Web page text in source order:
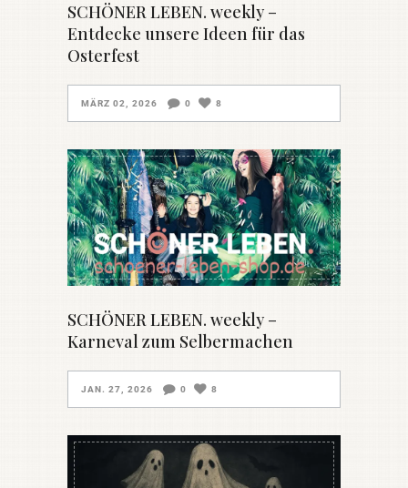
SCHÖNER LEBEN. weekly –
Entdecke unsere Ideen für das
Osterfest
MÄRZ 02, 2026 0 8
SCHÖNER LEBEN. weekly –
Karneval zum Selbermachen
JAN. 27, 2026 0 8